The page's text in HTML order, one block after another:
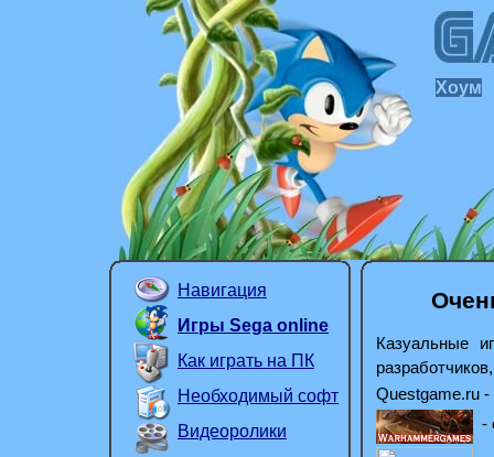
Хоум
Questgame.ru -
-
Казуальные
Навигация
Как играть на ПК
Необходимый софт
Видеоролики
Игры Sega online